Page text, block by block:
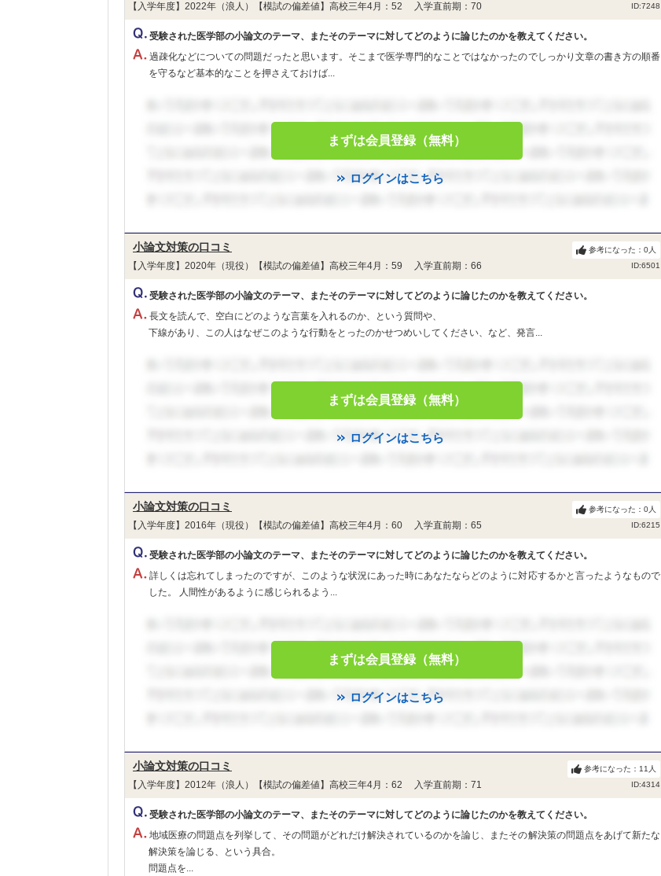
【入学年度】2022年（浪人）【模試の偏差値】高校三年4月：52 入学直前期：70 ID:7248
受験された医学部の小論文のテーマ、またそのテーマに対してどのように論じたのかを教えてください。
過疎化などについての問題だったと思います。そこまで医学専門的なことではなかったのでしっかり文章の書き方の順番
を守るなど基本的なことを押さえておけば...
まずは会員登録（無料）
ログインはこちら
小論文対策の口コミ
【入学年度】2020年（現役）【模試の偏差値】高校三年4月：59 入学直前期：66 ID:6501
参考になった： 0人
受験された医学部の小論文のテーマ、またそのテーマに対してどのように論じたのかを教えてください。
長文を読んで、空白にどのような言葉を入れるのか、という質問や、
下線があり、この人はなぜこのような行動をとったのかせつめいしてください、など、発言...
まずは会員登録（無料）
ログインはこちら
小論文対策の口コミ
【入学年度】2016年（現役）【模試の偏差値】高校三年4月：60 入学直前期：65 ID:6215
参考になった： 0人
受験された医学部の小論文のテーマ、またそのテーマに対してどのように論じたのかを教えてください。
詳しくは忘れてしまったのですが、このような状況にあった時にあなたならどのように対応するかと言ったようなもので
した。 人間性があるように感じられるよう...
まずは会員登録（無料）
ログインはこちら
小論文対策の口コミ
【入学年度】2012年（浪人）【模試の偏差値】高校三年4月：62 入学直前期：71 ID:4314
参考になった： 11 人
受験された医学部の小論文のテーマ、またそのテーマに対してどのように論じたのかを教えてください。
地域医療の問題点を列挙して、その問題がどれだけ解決されているのかを論じ、またその解決策の問題点をあげて新たな
解決策を論じる、という具合。
問題点を...